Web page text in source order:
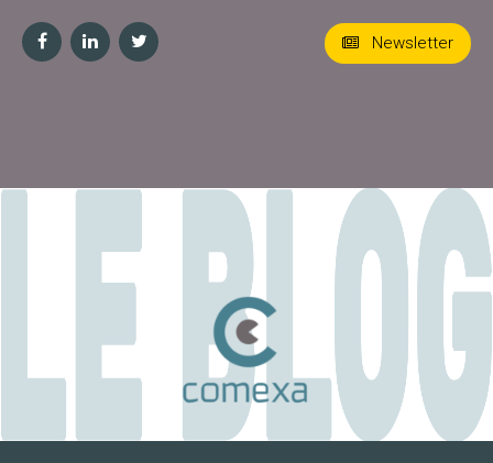
Newsletter